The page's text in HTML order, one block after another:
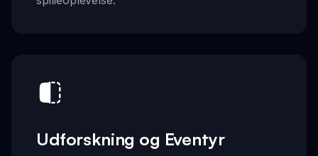
Udforskning og Eventyr